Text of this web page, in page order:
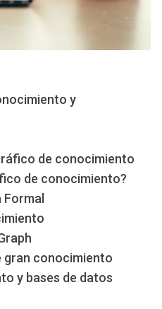
y
de conocimiento
de conocimiento?
gran conocimiento
y bases de datos